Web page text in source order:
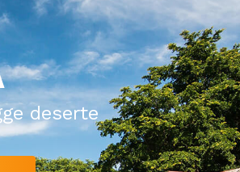
deserte